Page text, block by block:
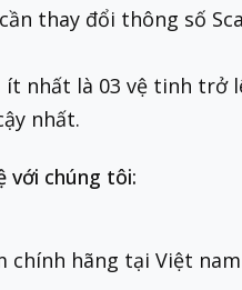
thay đổi thông số
nhất là 03 vệ tinh trở
nhất.
với chúng tôi:
chính hãng tại Việt nam